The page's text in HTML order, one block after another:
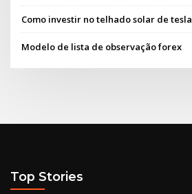
Como investir no telhado solar de tesla
Modelo de lista de observação forex
Top Stories